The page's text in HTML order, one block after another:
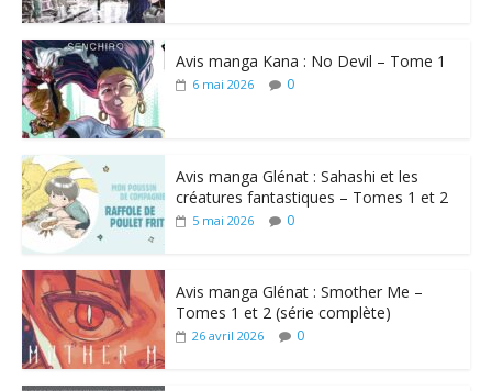
Avis manga Kana : No Devil – Tome 1
6 mai 2026 0
Avis manga Glénat : Sahashi et les
créatures fantastiques – Tomes 1 et 2
5 mai 2026 0
Avis manga Glénat : Smother Me –
Tomes 1 et 2 (série complète)
26 avril 2026 0